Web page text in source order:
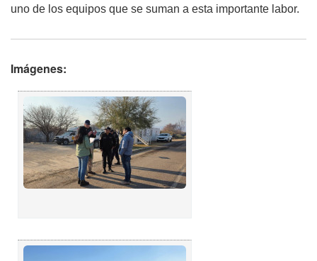
uno de los equipos que se suman a esta importante labor.
Imágenes: